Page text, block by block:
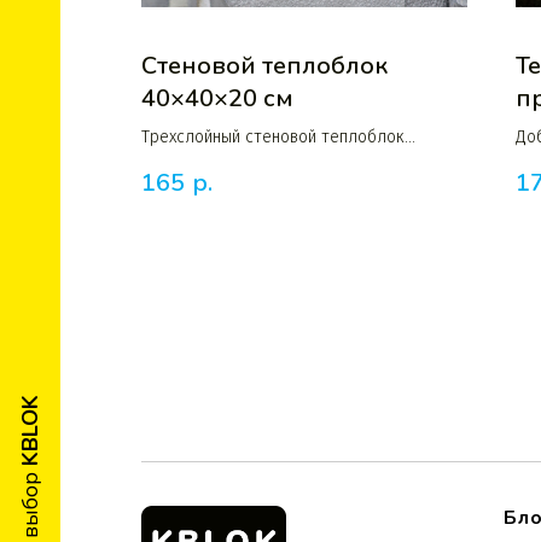
KBLOK
Стеновой теплоблок
40×40×20 см
Трехслойный стеновой теплоблок
технологии вибролитья
165 р.